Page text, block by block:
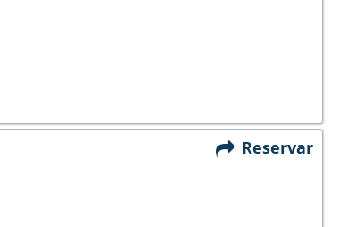
Reservar